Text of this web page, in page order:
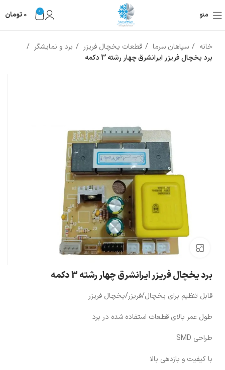
منو 0
0 تومان
خانه سپاهان سرما قطعات یخچال فریزر
برد و نمایشگر
برد یخچال فریزر ایرانشرق چهار رشته 3 دکمه
بزرگنمایی تصویر
برد یخچال فریزر ایرانشرق چهار رشته 3 دکمه
قابل تنظیم برای یخچال/فریزر/یخچال فریزر
طول عمر بالای قطعات استفاده شده در برد
طراحی SMD
با کیفیت و بازدهی بالا